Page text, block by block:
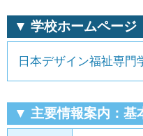
▼ 学校ホームページ
日本デザイン福祉専門
▼ 主要情報案内：基